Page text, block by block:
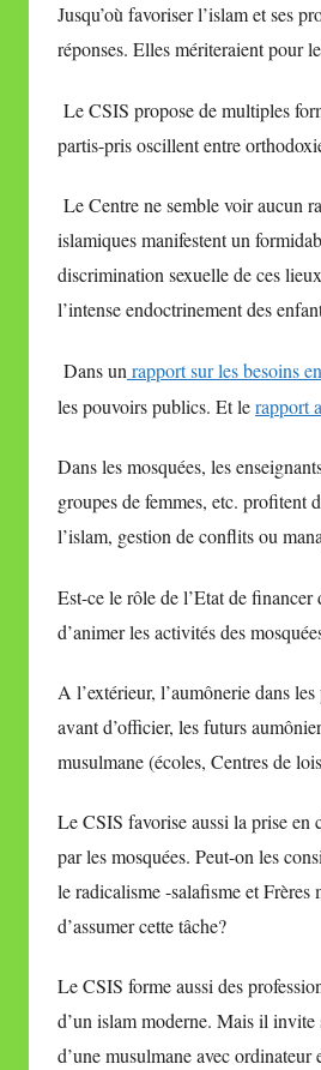
Jusqu’où favoriser l’islam et ses
réponses. Elles mériteraient pour
Le CSIS propose de multiples
partis-pris oscillent entre
Le Centre ne semble voir aucun
islamiques manifestent un
discrimination sexuelle de ces
l’intense endoctrinement des
Dans un rapport sur les besoins
les pouvoirs publics. Et lerapport
Dans les mosquées, les
groupes de femmes, etc. profitent
l’islam, gestion de conflits ou
Est-ce le rôle de l’Etat de financer
d’animer les activités des
A l’extérieur, l’aumônerie dans
avant d’officier, les futurs
musulmane (écoles, Centres de
Le CSIS favorise aussi la prise en
par les mosquées. Peut-on les
le radicalisme -salafisme et Frères
d’assumer cette tâche?
Le CSIS forme aussi des
d’un islam moderne. Mais il
d’une musulmane avec